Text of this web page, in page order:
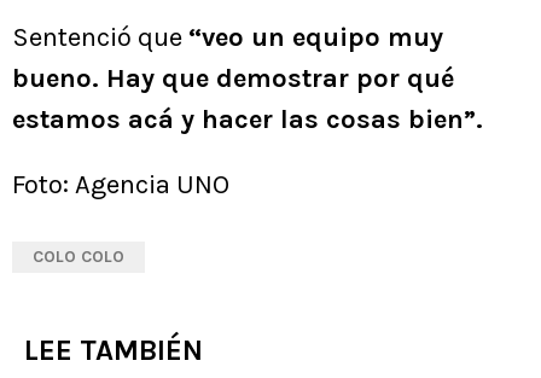
Sentenció que “veo un equipo muy
bueno. Hay que demostrar por qué
estamos acá y hacer las cosas bien”.
Foto: Agencia UNO
COLO COLO
LEE TAMBIÉN